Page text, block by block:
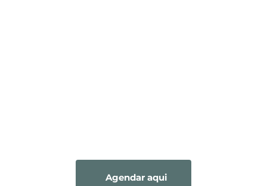
Agendar aqui